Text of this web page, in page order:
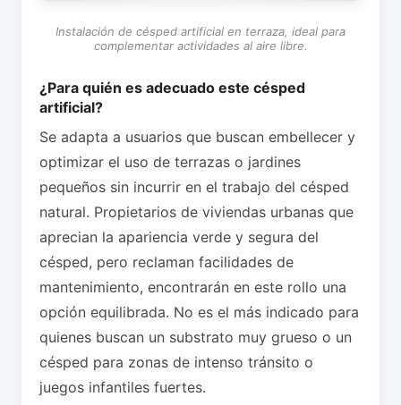
Instalación de césped artificial en terraza, ideal para
complementar actividades al aire libre.
¿Para quién es adecuado este césped
artificial?
Se adapta a usuarios que buscan embellecer y
optimizar el uso de terrazas o jardines
pequeños sin incurrir en el trabajo del césped
natural. Propietarios de viviendas urbanas que
aprecian la apariencia verde y segura del
césped, pero reclaman facilidades de
mantenimiento, encontrarán en este rollo una
opción equilibrada. No es el más indicado para
quienes buscan un substrato muy grueso o un
césped para zonas de intenso tránsito o
juegos infantiles fuertes.